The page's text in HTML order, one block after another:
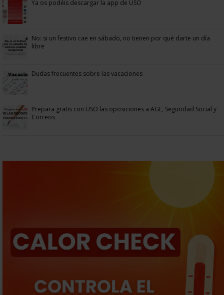
Ya os podéis descargar la app de USO
No: si un festivo cae en sábado, no tienen por qué darte un día
libre
Dudas frecuentes sobre las vacaciones
Prepara gratis con USO las oposiciones a AGE, Seguridad Social y
Correos